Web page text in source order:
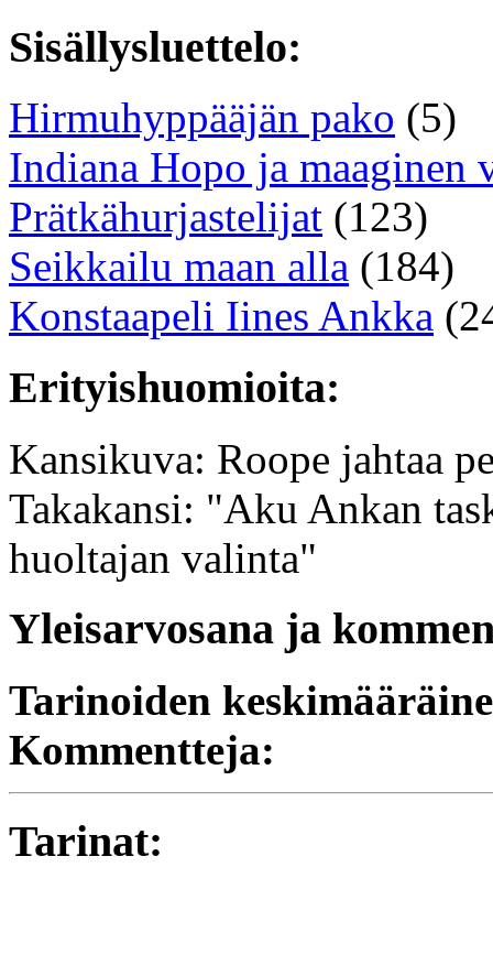
Sisällysluettelo:
Hirmuhyppääjän pako (5)
Indiana Hopo ja maaginen
Prätkähurjastelijat (123)
Seikkailu maan alla (184)
Konstaapeli Iines Ankka
Erityishuomioita:
Kansikuva: Roope jahtaa
Takakansi: "Aku Ankan
huoltajan valinta"
Yleisarvosana ja
Tarinoiden
Kommentteja:
Tarinat: